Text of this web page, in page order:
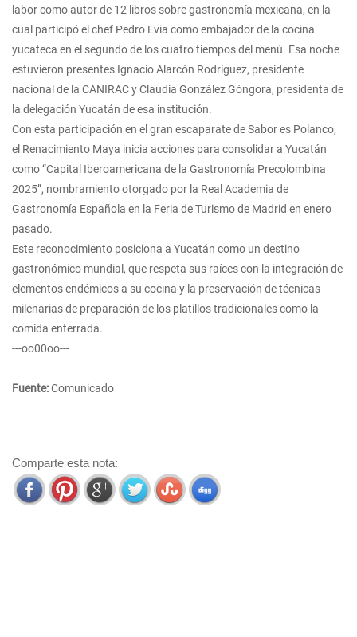
labor como autor de 12 libros sobre gastronomía mexicana, en la
cual participó el chef Pedro Evia como embajador de la cocina
yucateca en el segundo de los cuatro tiempos del menú. Esa noche
estuvieron presentes Ignacio Alarcón Rodríguez, presidente
nacional de la CANIRAC y Claudia González Góngora, presidenta de
la delegación Yucatán de esa institución.
Con esta participación en el gran escaparate de Sabor es Polanco,
el Renacimiento Maya inicia acciones para consolidar a Yucatán
como “Capital Iberoamericana de la Gastronomía Precolombina
2025”, nombramiento otorgado por la Real Academia de
Gastronomía Española en la Feria de Turismo de Madrid en enero
pasado.
Este reconocimiento posiciona a Yucatán como un destino
gastronómico mundial, que respeta sus raíces con la integración de
elementos endémicos a su cocina y la preservación de técnicas
milenarias de preparación de los platillos tradicionales como la
comida enterrada.
---oo00oo---
Fuente:Comunicado
Comparte esta nota: